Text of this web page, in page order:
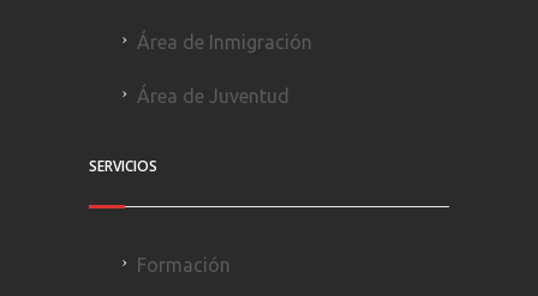
Área de Inmigración
Área de Juventud
SERVICIOS
Formación